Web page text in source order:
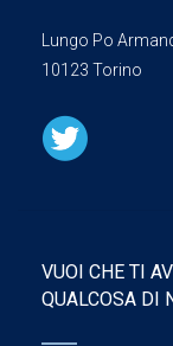
Lungo Po
10123 Torino
VUOI CHE TI
QUALCOSA DI